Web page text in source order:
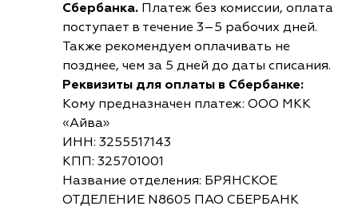
Сбербанка. Платеж без комиссии, оплата
поступает в течение 3–5 рабочих дней.
Также рекомендуем оплачивать не
позднее, чем за 5 дней до даты списания.
Реквизиты для оплаты в Сбербанке:
Кому предназначен платеж: ООО МКК
«Айва»
ИНН: 3255517143
КПП: 325701001
Название отделения: БРЯНСКОЕ
ОТДЕЛЕНИЕ N8605 ПАО СБЕРБАНК